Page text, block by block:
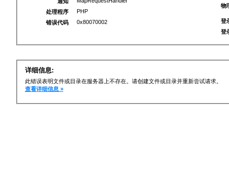
处理程序
PHP
错误代码
0x80070002
物
登
登
详细信息:
此错误表明文件或目录在服务器上不存在。请创建文件或目录并重新尝试请求。
查看详细信息 »